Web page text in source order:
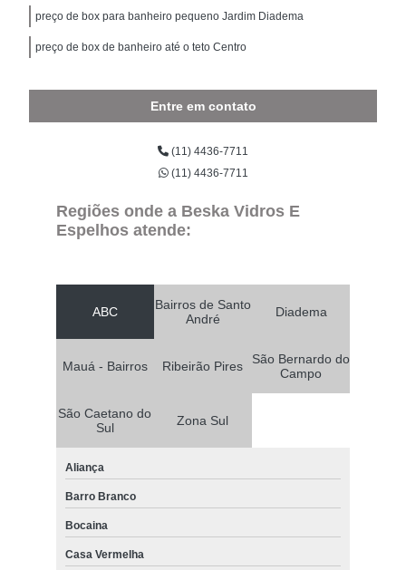
preço de box para banheiro pequeno Jardim Diadema
preço de box de banheiro até o teto Centro
Entre em contato
(11) 4436-7711
(11) 4436-7711
Regiões onde a Beska Vidros E
Espelhos atende:
ABC
Bairros de Santo
André
Diadema
Mauá - Bairros Ribeirão Pires
São Bernardo do
Campo
São Caetano do
Sul
Zona Sul
Aliança
Barro Branco
Bocaina
Casa Vermelha